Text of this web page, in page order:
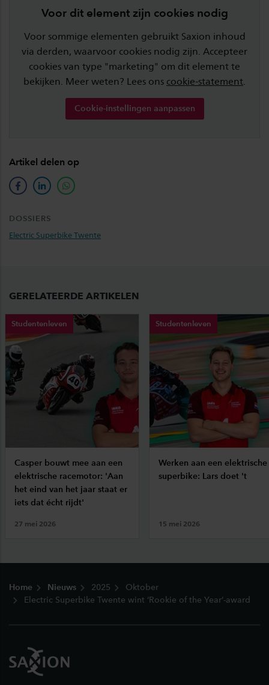
Voor dit element zijn cookies nodig
Voor sommige elementen gebruikt Saxion inhoud
via derden, waarvoor cookies nodig zijn. Accepteer
cookies van type "marketing" om dit element te
bekijken. Meer weten? Lees ons cookie-statement.
Cookie-instellingen aanpassen
Artikel delen op
facebooklinkedinwhatsapp
DOSSIERS
Electric Superbike Twente
GERELATEERDE ARTIKELEN
Studentenleven
Casper bouwt mee aan een
elektrische racemotor: 'Aan
het eind van het jaar staat er
iets dat écht rijdt'
27 mei 2026
Studentenleven
Werken aan een elektrische
superbike: Lars doet 't
15 mei 2026
Home Nieuws 2025
Oktober
Electric Superbike Twente wint ‘Rookie of the Year’-award